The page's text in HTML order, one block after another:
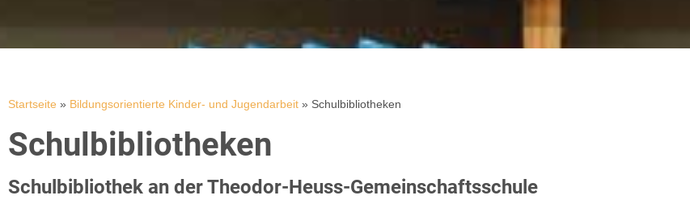
Startseite » Bildungsorientierte Kinder- und Jugendarbeit » Schulbibliotheken
Schulbibliotheken
Schulbibliothek an der Theodor-Heuss-Gemeinschaftsschule